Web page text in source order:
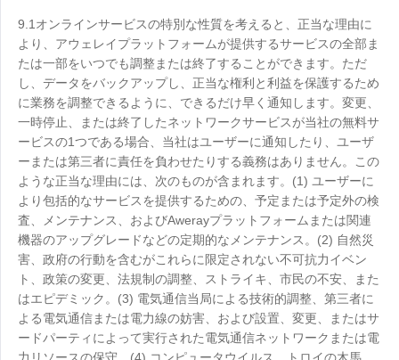
9.1オンラインサービスの特別な性質を考えると、正当な理由に
より、アウェレイプラットフォームが提供するサービスの全部ま
たは一部をいつでも調整または終了することができます。ただ
し、データをバックアップし、正当な権利と利益を保護するため
に業務を調整できるように、できるだけ早く通知します。変更、
一時停止、または終了したネットワークサービスが当社の無料サ
ービスの1つである場合、当社はユーザーに通知したり、ユーザ
ーまたは第三者に責任を負わせたりする義務はありません。この
ような正当な理由には、次のものが含まれます。(1) ユーザーに
より包括的なサービスを提供するための、予定または予定外の検
査、メンテナンス、およびAwerayプラットフォームまたは関連
機器のアップグレードなどの定期的なメンテナンス。(2) 自然災
害、政府の行動を含むがこれらに限定されない不可抗力イベン
ト、政策の変更、法規制の調整、ストライキ、市民の不安、また
はエピデミック。(3) 電気通信当局による技術的調整、第三者に
よる電気通信または電力線の妨害、および設置、変更、またはサ
ードパーティによって実行された電気通信ネットワークまたは電